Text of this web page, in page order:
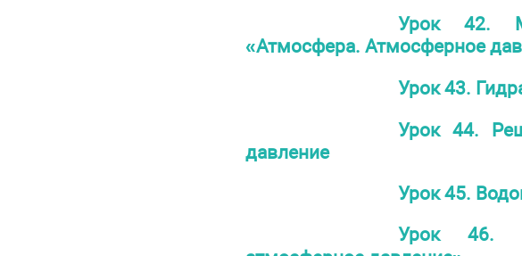
Урок 42.
«Атмосфера. Атмосферное
Урок 43.
Урок 44.
давление
Урок 45.
Урок 46.